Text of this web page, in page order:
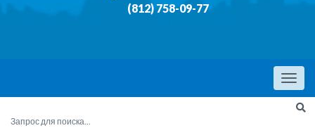
(812) 758-09-77
Menu